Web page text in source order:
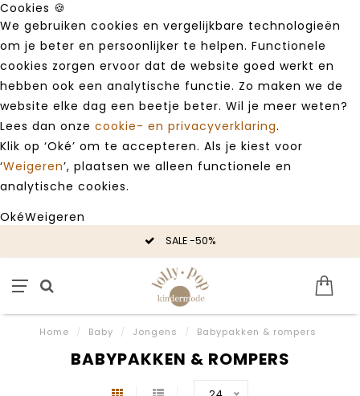
Cookies 🍪
We gebruiken cookies en vergelijkbare technologieën
om je beter en persoonlijker te helpen. Functionele
cookies zorgen ervoor dat de website goed werkt en
hebben ook een analytische functie. Zo maken we de
website elke dag een beetje beter. Wil je meer weten?
Lees dan onze cookie- en privacyverklaring.
Klik op ‘Oké’ om te accepteren. Als je kiest voor
‘Weigeren’, plaatsen we alleen functionele en
analytische cookies.
OkéWeigeren
SALE -50%
Home / Baby / Jongens / Babypakken & rompers
BABYPAKKEN & ROMPERS